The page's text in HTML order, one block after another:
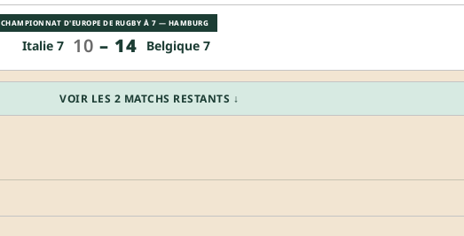
CHAMPIONNAT D'EUROPE DE RUGBY À 7 — HAMBURG
Italie 7 10 – 14 Belgique 7
VOIR LES 2 MATCHS RESTANTS ↓